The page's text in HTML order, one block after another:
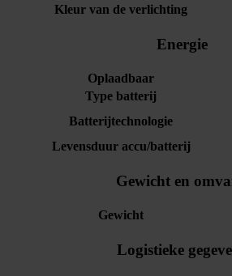
Kleur van de verlichting
Energie
Oplaadbaar
Type batterij
Batterijtechnologie
Levensduur accu/batterij
Gewicht en
Gewicht
Logistieke